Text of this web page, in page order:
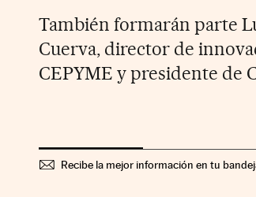
También formarán parte
Cuerva, director de
CEPYME y presidente de
Recibe la mejor información en tu